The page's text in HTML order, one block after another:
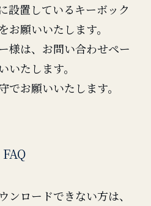
設置しているキーボック
お願いいたします。
様は、お問い合わせペー
いたします。
お願いいたします。
FAQ
ロードできない方は、